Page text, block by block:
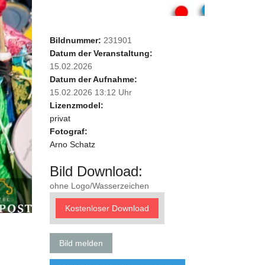
Bildnummer: 231901
Datum der Veranstaltung:
15.02.2026
Datum der Aufnahme:
15.02.2026 13:12 Uhr
Lizenzmodel:
privat
Fotograf:
Arno Schatz
Bild Download:
ohne Logo/Wasserzeichen
Kostenloser Download
Bild melden